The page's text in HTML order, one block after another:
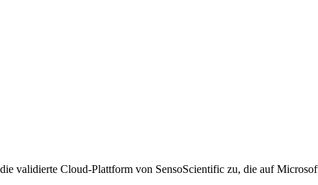
validierte Cloud-Plattform von SensoScientific zu, die auf